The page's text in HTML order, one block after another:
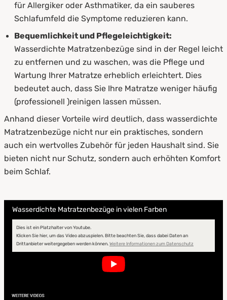
für Allergiker oder Asthmatiker, da ein sauberes
Schlafumfeld die Symptome reduzieren kann.
Bequemlichkeit und Pflegeleichtigkeit:
Wasserdichte Matratzenbezüge sind in der Regel leicht
zu entfernen und zu waschen, was die Pflege und
Wartung Ihrer Matratze erheblich erleichtert. Dies
bedeutet auch, dass Sie Ihre Matratze weniger häufig
(professionell )reinigen lassen müssen.
Anhand dieser Vorteile wird deutlich, dass wasserdichte
Matratzenbezüge nicht nur ein praktisches, sondern
auch ein wertvolles Zubehör für jeden Haushalt sind. Sie
bieten nicht nur Schutz, sondern auch erhöhten Komfort
beim Schlaf.
Wasserdichte Matratzenbezüge in vielen Farben
Dies ist ein Platzhalter von Youtube.
Klicken Sie hier, um das Video abzuspielen. Bitte beachten Sie, dass dabei Daten an
Drittanbieter weitergegeben werden können. Weitere Informationen zum Datenschutz